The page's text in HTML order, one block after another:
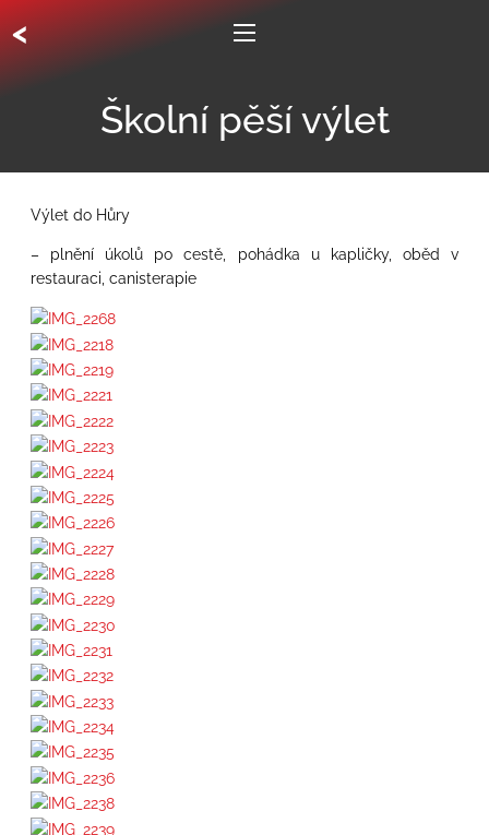
<
Školní pěší výlet
Výlet do Hůry
– plnění úkolů po cestě, pohádka u kapličky, oběd v
restauraci, canisterapie